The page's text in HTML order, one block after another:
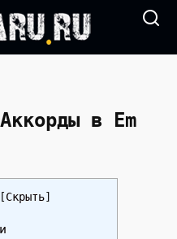
в Em
[Скрыть]